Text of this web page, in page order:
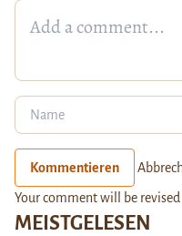
MEISTGELESEN
Kommentieren
Your comment will be